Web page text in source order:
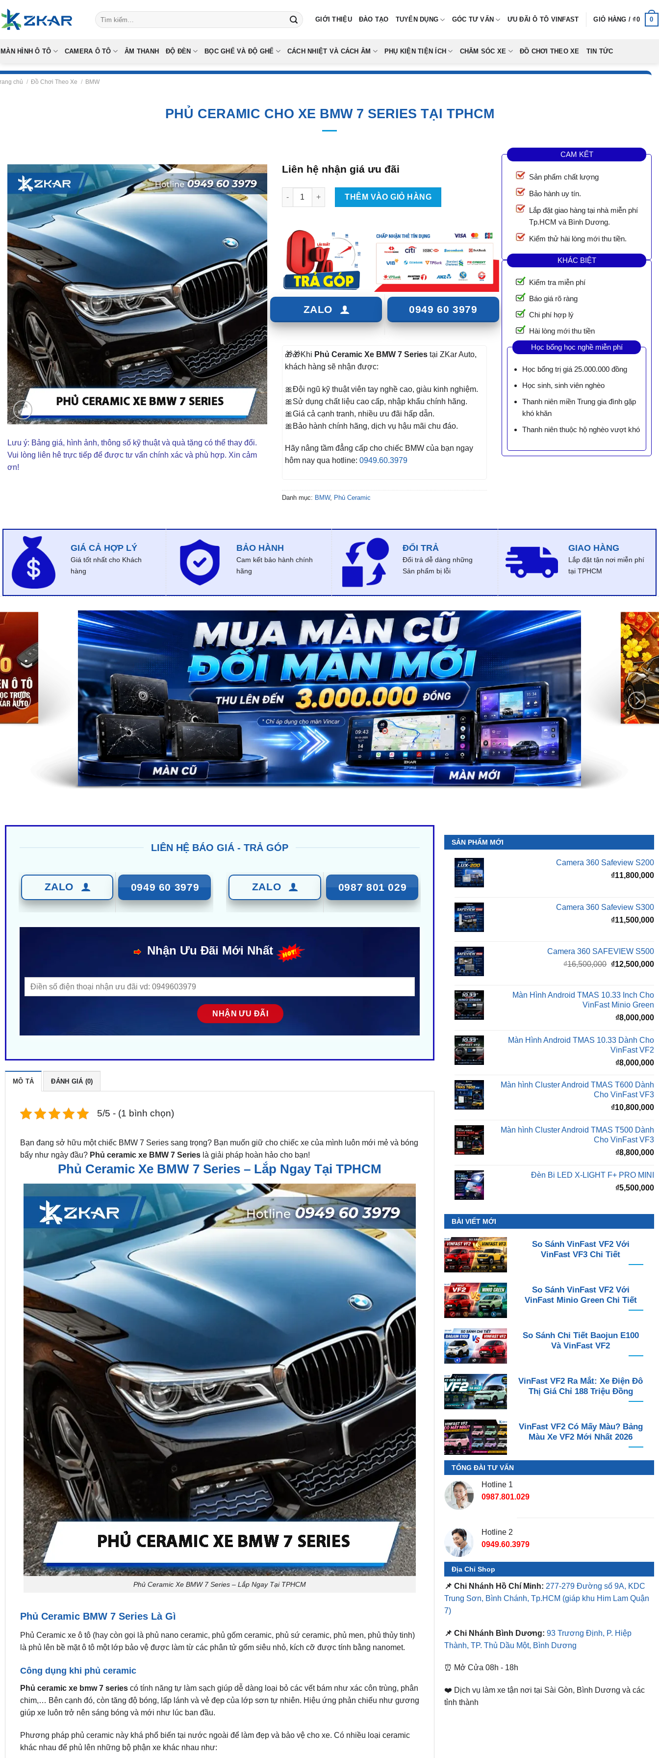
to
content
Tìm
kiếm:
GIỚI THIỆU ĐÀO TẠO TUYỂN DỤNG GÓC TƯ VẤN ƯU ĐÃI Ô TÔ VINFAST GIỎ HÀNG /₫0 0
MÀN HÌNH Ô TÔ CAMERA Ô TÔ ÂM THANH ĐỘ ĐÈN BỌC GHẾ VÀ ĐỘ GHẾ CÁCH NHIỆT VÀ CÁCH ÂM PHỤ KIỆN TIỆN ÍCH CHĂM SÓC XE ĐỒ CHƠI THEO XE TIN TỨC
chủ / Đồ Chơi Theo Xe / BMW
PHỦ CERAMIC CHO XE BMW 7 SERIES TẠI TPHCM
Lưu ý: Bảng giá, hình ảnh, thông số kỹ thuật và quà tặng có thể thay đổi.
Vui lòng liên hê trực tiếp để được tư vấn chính xác và phù hợp. Xin cảm
ơn!
Liên hệ nhận giá ưu đãi
Phủ Ceramic Cho Xe BMW 7 Series Tại TPHCM số lượng
THÊM VÀO GIỎ HÀNG
ZALO 0949 60 3979
🎁🎁Khi Phủ Ceramic Xe BMW 7 Series tại ZKar Auto,
khách hàng sẽ nhận được:
🎀Đội ngũ kỹ thuật viên tay nghề cao, giàu kinh nghiệm.
🎀Sử dụng chất liệu cao cấp, nhập khẩu chính hãng.
🎀Giá cả cạnh tranh, nhiều ưu đãi hấp dẫn.
🎀Bảo hành chính hãng, dịch vụ hậu mãi chu đáo.
Hãy nâng tầm đẳng cấp cho chiếc BMW của bạn ngay
hôm nay qua hotline: 0949.60.3979
Danh mục: BMW, Phủ Ceramic
CAM KẾT
Sản phẩm chất lượng
Bảo hành uy tín.
Lắp đặt giao hàng tại nhà miễn phí
Tp.HCM và Bình Dương.
Kiểm thử hài lòng mới thu tiền.
KHÁC BIỆT
Kiểm tra miễn phí
Báo giá rõ ràng
Chi phí hợp lý
Hài lòng mới thu tiền
Học bổng học nghề miễn phí
Học bổng trị giá 25.000.000 đồng
Học sinh, sinh viên nghèo
Thanh niên miền Trung gia đình gặp
khó khăn
Thanh niên thuộc hộ nghèo vượt khó
GIÁ CẢ HỢP LÝ
Giá tốt nhất cho Khách
hàng
BẢO HÀNH
Cam kết bảo hành chính
hãng
ĐỔI TRẢ
Đổi trả dễ dàng những
Sản phẩm bị lỗi
GIAO HÀNG
Lắp đặt tận nơi miễn phí
tại TPHCM
LIÊN HỆ BÁO GIÁ - TRẢ GÓP
ZALO 0949 60 3979 ZALO 0987 801 029
Nhận Ưu Đãi Mới Nhất
MÔ TẢ ĐÁNH GIÁ (0)
5/5 - (1 bình chọn)
Bạn đang sở hữu một chiếc BMW 7 Series sang trọng? Bạn muốn giữ cho chiếc xe của mình luôn mới mẻ và bóng
bẩy như ngày đầu? Phủ ceramic xe BMW 7 Serieslà giải pháp hoàn hảo cho bạn!
Phủ Ceramic Xe BMW 7 Series – Lắp Ngay Tại TPHCM
Phủ Ceramic Xe BMW 7 Series – Lắp Ngay Tại TPHCM
Phủ Ceramic BMW 7 Series Là Gì
Phủ Ceramic xe ô tô (hay còn gọi là phủ nano ceramic, phủ gốm ceramic, phủ sứ ceramic, phủ men, phủ thủy tinh)
là phủ lên bề mặt ô tô một lớp bảo vệ được làm từ các phân tử gốm siêu nhỏ, kích cỡ được tính bằng nanomet.
Công dụng khi phủ ceramic
Phủ ceramic xe bmw 7 seriescó tính năng tự làm sạch giúp dễ dàng loại bỏ các vết bám như xác côn trùng, phân
chim,… Bên cạnh đó, còn tăng độ bóng, lấp lánh và vẻ đẹp của lớp sơn tự nhiên. Hiệu ứng phản chiếu như gương
giúp xe luôn trở nên sáng bóng và mới như lúc ban đầu.
Phương pháp phủ ceramic này khá phổ biến tại nước ngoài để làm đẹp và bảo vệ cho xe. Có nhiều loại ceramic
khác nhau để phủ lên những bộ phận xe khác nhau như:
SẢN PHẨM MỚI
Camera 360 Safeview S200
₫11,800,000
Camera 360 Safeview S300
₫11,500,000
Camera 360 SAFEVIEW S500
₫16,500,000 Giá
₫16,500,000.
₫12,500,000
Màn Hình Android TMAS 10.33 Inch Cho
VinFast Minio Green
₫8,000,000
Màn Hình Android TMAS 10.33 Dành Cho
VinFast VF2
₫8,000,000
Màn hình Cluster Android TMAS T600 Dành
Cho VinFast VF3
₫10,800,000
Màn hình Cluster Android TMAS T500 Dành
Cho VinFast VF3
₫8,800,000
Đèn Bi LED X-LIGHT F+ PRO MINI
₫5,500,000
BÀI VIẾT MỚI
So Sánh VinFast VF2 Với
VinFast VF3 Chi Tiết
So Sánh VinFast VF2 Với
VinFast Minio Green Chi Tiết
So Sánh Chi Tiết Baojun E100
Và VinFast VF2
VinFast VF2 Ra Mắt: Xe Điện Đô
Thị Giá Chỉ 188 Triệu Đồng
VinFast VF2 Có Mấy Màu? Bảng
Màu Xe VF2 Mới Nhất 2026
TỔNG ĐÀI TƯ VẤN
Hotline 1
0987.801.029
Hotline 2
0949.60.3979
Địa Chỉ Shop
📌 Chi Nhánh Hồ Chí Minh: 277-279 Đường số 9A, KDC
Trung Sơn, Bình Chánh, Tp.HCM (giáp khu Him Lam Quận
7)
📌 Chi Nhánh Bình Dương: 93 Trương Định, P. Hiệp
Thành, TP. Thủ Dầu Một, Bình Dương
⏰ Mở Cửa 08h - 18h
❤️ Dịch vụ làm xe tận nơi tại Sài Gòn, Bình Dương và các
tỉnh thành